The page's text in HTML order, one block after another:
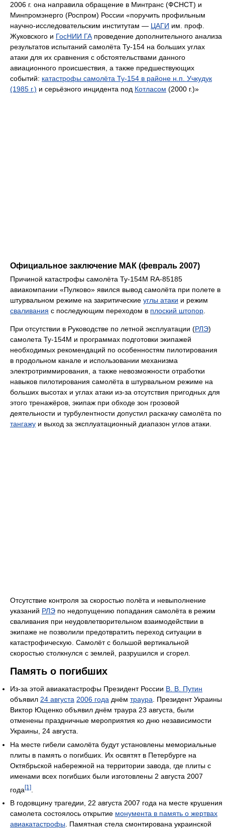
2006 г. она направила обращение в Минтранс (ФСНСТ) и
Минпромэнерго (Роспром) России «поручить профильным
научно-исследовательским институтам — ЦАГИ им. проф.
Жуковского и ГосНИИ ГА проведение дополнительного анализа
результатов испытаний самолёта Ту-154 на больших углах
атаки для их сравнения с обстоятельствами данного
авиационного происшествия, а также предшествующих
событий: катастрофы самолёта Ту-154 в районе н.п. Учкудук
(1985 г.) и серьёзного инцидента под Котласом (2000 г.)»
Официальное заключение МАК (февраль 2007)
Причиной катастрофы самолёта Ту-154М RА-85185
авиакомпании «Пулково» явился вывод самолёта при полете в
штурвальном режиме на закритические углы атаки и режим
сваливания с последующим переходом в плоский штопор
При отсутствии в Руководстве по летной эксплуатации (РЛЭ)
самолета Ту-154М и программах подготовки экипажей
необходимых рекомендаций по особенностям пилотирования
в продольном канале и использовании механизма
электротриммирования, а также невозможности отработки
навыков пилотирования самолёта в штурвальном режиме на
больших высотах и углах атаки из-за отсутствия пригодных для
этого тренажёров, экипаж при обходе зон грозовой
деятельности и турбулентности допустил раскачку самолёта по
тангажу и выход за эксплуатационный диапазон углов атаки.
Отсутствие контроля за скоростью полёта и невыполнение
указаний РЛЭ по недопущению попадания самолёта в режим
сваливания при неудовлетворительном взаимодействии в
экипаже не позволили предотвратить переход ситуации в
катастрофическую. Самолёт с большой вертикальной
скоростью столкнулся с землей, разрушился и сгорел.
Память о погибших
Из-за этой авиакатастрофы Президент России В. В. Путин
объявил 24 августа 2006 года днём траура . Президент Украины
Виктор Ющенко объявил днём траура 23 августа, были
отменены праздничные мероприятия ко дню независимости
Украины, 24 августа.
На месте гибели самолёта будут установлены мемориальные
плиты в память о погибших. Их освятят в Петербурге на
Октябрьской набережной на территории завода, где плиты с
именами всех погибших были изготовлены 2 августа 2007
года[1]
В годовщину трагедии, 22 августа 2007 года на месте крушения
самолета состоялось открытие монумента в память о жертвах
авиакатастрофы. Памятная стела смонтирована украинской